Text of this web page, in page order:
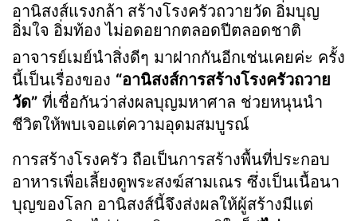
อานิสงส์แรงกล้า สร้างโรงครัวถวายวัด อิ่มบุญ
อิ่มใจ อิ่มท้อง ไม่อดอยากตลอดปีตลอดชาติ
อาจารย์เมย์นำสิ่งดีๆ มาฝากกันอีกเช่นเคยค่ะ ครั้ง
นี้เป็นเรื่องของ “อานิสงส์การสร้างโรงครัวถวาย
วัด” ที่เชื่อกันว่าส่งผลบุญมหาศาล ช่วยหนุนนำ
ชีวิตให้พบเจอแต่ความอุดมสมบูรณ์
การสร้างโรงครัว ถือเป็นการสร้างพื้นที่ประกอบ
อาหารเพื่อเลี้ยงดูพระสงฆ์สามเณร ซึ่งเป็นเนื้อนา
บุญของโลก อานิสงส์นี้จึงส่งผลให้ผู้สร้างมีแต่